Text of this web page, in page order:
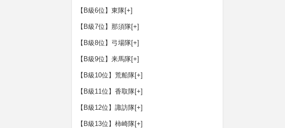
【B級6位】東隊[+]
【B級7位】那須隊[+]
【B級8位】弓場隊[+]
【B級9位】来馬隊[+]
【B級10位】荒船隊[+]
【B級11位】香取隊[+]
【B級12位】諏訪隊[+]
【B級13位】柿崎隊[+]